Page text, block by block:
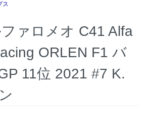
ス
ァロメオ C41 Alfa
ORLEN F1 バ
11位 2021 #7 K.